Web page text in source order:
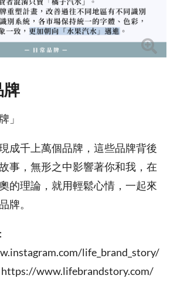
牌
」
成千上萬個品牌，這些品牌背後
事，無形之中影響著你和我，在
的理論，就用輕鬆心情，一起來
牌。
life_brand_story/
www.lifebrandstory.com/